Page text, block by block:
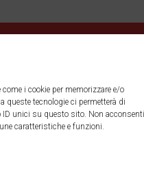
i cookie per memorizzare e/o
queste tecnologie ci permetterà di
ID unici su questo sito. Non
caratteristiche e funzioni.
P.IVA 00556130037 Corso